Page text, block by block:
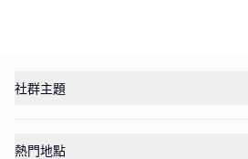
社群主題
熱門地點